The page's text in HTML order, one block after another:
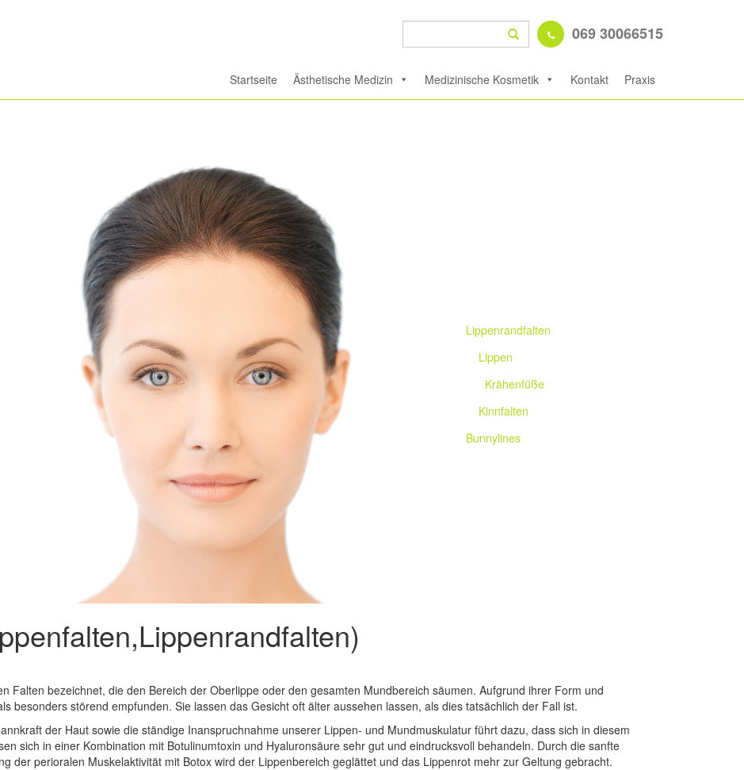
Suche
nach:
Search 069 30066515
Startseite Ästhetische Medizin Medizinische Kosmetik Kontakt Praxis
Lippenrandfalten
Lippen
Krähenfüße
Kinnfalten
Bunnylines
Falten bezeichnet, die den Bereich der Oberlippe oder den gesamten Mundbereich säumen. Aufgrund ihrer Form und
besonders störend empfunden. Sie lassen das Gesicht oft älter aussehen lassen, als dies tatsächlich der Fall ist.
der Haut sowie die ständige Inanspruchnahme unserer Lippen- und Mundmuskulatur führt dazu, dass sich in diesem
sich in einer Kombination mit Botulinumtoxin und Hyaluronsäure sehr gut und eindrucksvoll behandeln. Durch die sanfte
der perioralen Muskelaktivität mit Botox wird der Lippenbereich geglättet und das Lippenrot mehr zur Geltung gebracht.